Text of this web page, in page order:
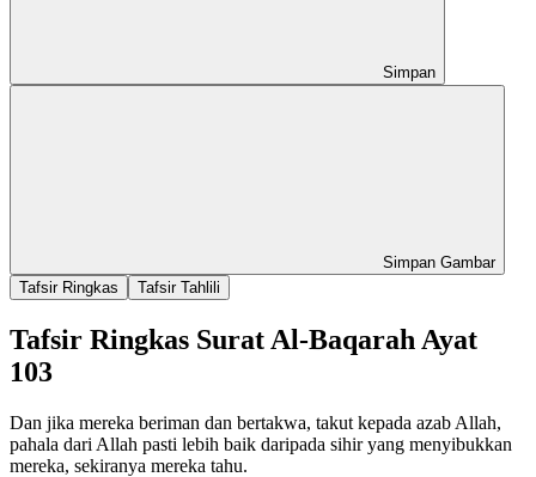
Simpan
Simpan Gambar
Tafsir Ringkas
Tafsir Tahlili
Tafsir Ringkas Surat Al-Baqarah Ayat
103
Dan jika mereka beriman dan bertakwa, takut kepada azab Allah,
pahala dari Allah pasti lebih baik daripada sihir yang menyibukkan
mereka, sekiranya mereka tahu.